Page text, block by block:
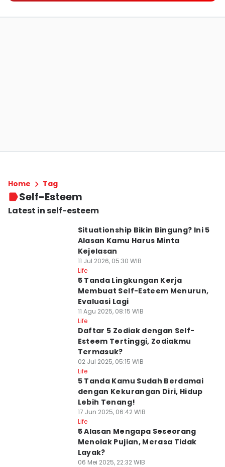
Home Tag
Self-Esteem
Latest in self-esteem
Situationship Bikin Bingung? Ini 5
Alasan Kamu Harus Minta
Kejelasan
11 Jul 2026, 05:30 WIB
Life
5 Tanda Lingkungan Kerja
Membuat Self-Esteem Menurun,
Evaluasi Lagi
11 Agu 2025, 08:15 WIB
Life
Daftar 5 Zodiak dengan Self-
Esteem Tertinggi, Zodiakmu
Termasuk?
02 Jul 2025, 05:15 WIB
Life
5 Tanda Kamu Sudah Berdamai
dengan Kekurangan Diri, Hidup
Lebih Tenang!
17 Jun 2025, 06:42 WIB
Life
5 Alasan Mengapa Seseorang
Menolak Pujian, Merasa Tidak
Layak?
06 Mei 2025, 22:32 WIB